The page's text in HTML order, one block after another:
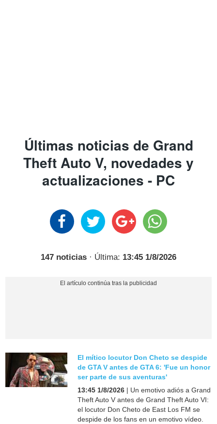
Últimas noticias de Grand
Theft Auto V, novedades y
actualizaciones - PC
147 noticias · Última: 13:45 1/8/2026
El mítico locutor Don Cheto se despide
de GTA V antes de GTA 6: 'Fue un honor
ser parte de sus aventuras'
13:45 1/8/2026 | Un emotivo adiós a Grand
Theft Auto V antes de Grand Theft Auto VI:
el locutor Don Cheto de East Los FM se
despide de los fans en un emotivo vídeo.